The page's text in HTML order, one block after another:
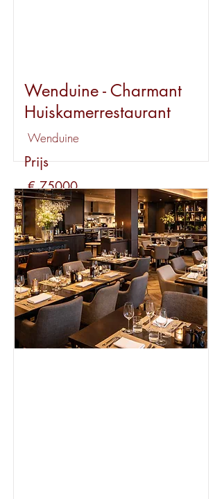
Wenduine - Charmant
Huiskamerrestaurant
Wenduine
Prijs
€ 75000
Huur
€ 1000
Bekijk dit pand